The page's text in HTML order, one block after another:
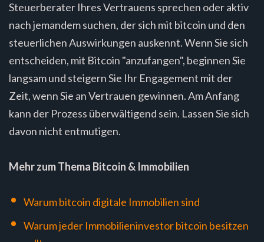
Steuerberater Ihres Vertrauens sprechen oder aktiv
nach jemandem suchen, der sich mit bitcoin und den
steuerlichen Auswirkungen auskennt. Wenn Sie sich
entscheiden, mit Bitcoin "anzufangen", beginnen Sie
langsam und steigern Sie Ihr Engagement mit der
Zeit, wenn Sie an Vertrauen gewinnen. Am Anfang
kann der Prozess überwältigend sein. Lassen Sie sich
davon nicht entmutigen.
Mehr zum Thema Bitcoin & Immobilien
Warum bitcoin digitale Immobilien sind
Warum jeder Immobilieninvestor bitcoin besitzen